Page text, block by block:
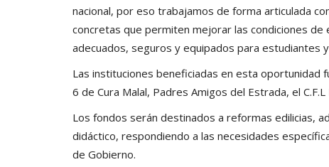
nacional, por eso trabajamos de forma articulada
concretas que permiten mejorar las condiciones
adecuados, seguros y equipados para estudiantes
Las instituciones beneficiadas en esta oportunidad
6 de Cura Malal, Padres Amigos del Estrada, el C.F.L
Los fondos serán destinados a reformas edilicias,
didáctico, respondiendo a las necesidades
de Gobierno.